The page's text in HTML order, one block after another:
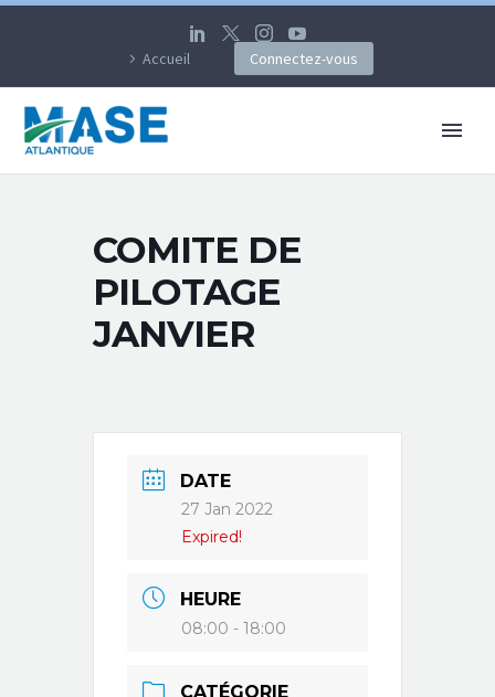
Accueil Connectez-vous
COMITE DE
PILOTAGE
JANVIER
DATE
27 Jan 2022
Expired!
HEURE
08:00 - 18:00
CATÉGORIE